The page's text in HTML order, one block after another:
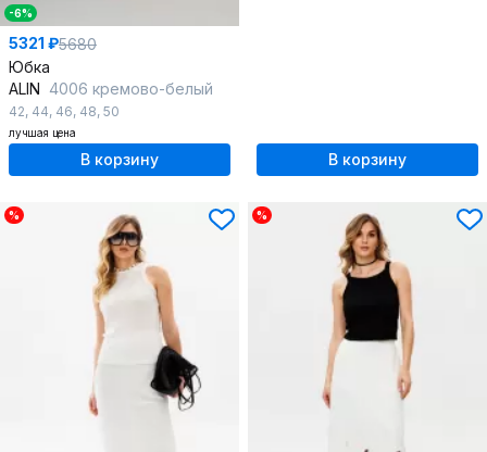
-6%
5321 ₽5680
Юбка
ALIN 4006 кремово-белый
42, 44, 46, 48, 50
лучшая цена
В корзину В корзину
% %